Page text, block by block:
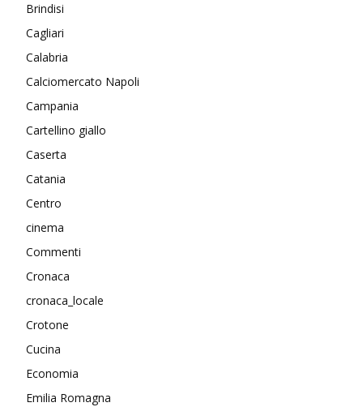
Brindisi
Cagliari
Calabria
Calciomercato Napoli
Campania
Cartellino giallo
Caserta
Catania
Centro
cinema
Commenti
Cronaca
cronaca_locale
Crotone
Cucina
Economia
Emilia Romagna